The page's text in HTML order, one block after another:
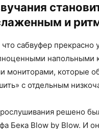
и
сабвуфер прекрасно
напольными
мониторами, которые
с отдельным
решено
Бека Blow by Blow. И